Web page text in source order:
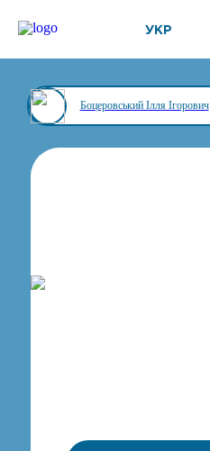
УКР
Боцеровський Ілля Ігорович